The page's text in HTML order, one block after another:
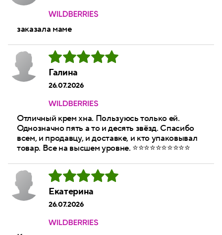
заказала маме
Галина
26.07.2026
Отличный крем хна. Пользуюсь только ей.
Однозначно пять а то и десять звёзд. Спасибо
всем, и продавцу, и доставке, и кто упаковывал
товар. Все на высшем уровне. ⭐⭐⭐⭐⭐⭐⭐⭐⭐⭐
Екатерина
26.07.2026